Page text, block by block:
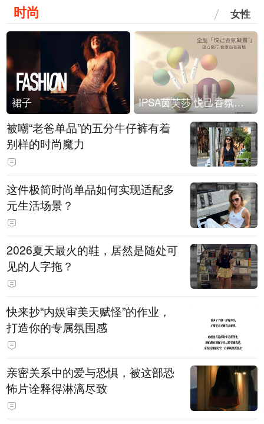
时尚 女性
裙子 IPSA茵芙莎 悦己香氛凝露上市
被嘲“老爸单品”的五分牛仔裤有着
别样的时尚魔力
这件极简时尚单品如何实现适配多
元生活场景？
2026夏天最火的鞋，居然是随处可
见的人字拖？
快来抄“内娱审美天赋怪”的作业，
打造你的专属氛围感
亲密关系中的爱与恐惧，被这部恐
怖片诠释得淋漓尽致